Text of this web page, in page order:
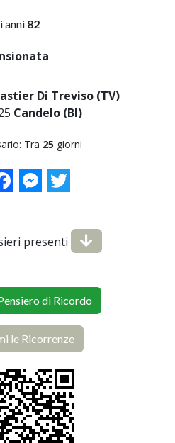
anni 82
Di Treviso (TV)
Candelo (BI)
Tra 25 giorni
FacebookMessenger
Twitter
presenti
di Ricordo
le Ricorrenze